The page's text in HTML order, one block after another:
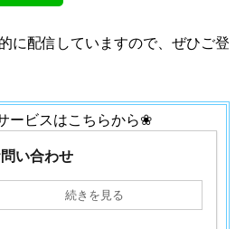
に配信していますので、ぜひご登
ービスはこちらから❀
い合わせ
続きを見る